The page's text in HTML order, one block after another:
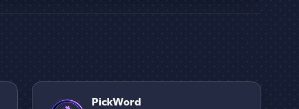
PickWord
PickWord